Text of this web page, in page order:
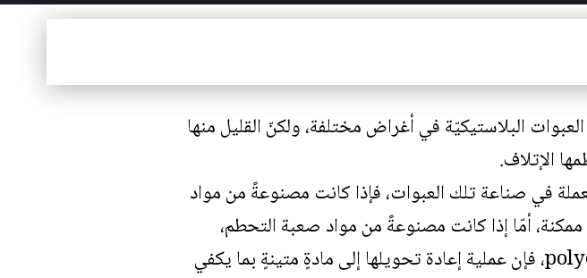
البلاستيكيّة في أغراض مختلفة، ولكنّ القليل منها
الإتلاف.
في صناعة تلك العبوات، فإذا كانت مصنوعةً من مواد
أمّا إذا كانت مصنوعةً من مواد صعبة التحطم،
كالبولي إيثيلين polyethylene terephthalate (PET)، فإن عملية إعادة تحويلها إلى مادةٍ متينةٍ بما يكفي